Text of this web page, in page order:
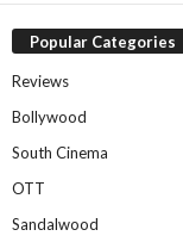
Popular Categories
Reviews
Bollywood
South Cinema
OTT
Sandalwood